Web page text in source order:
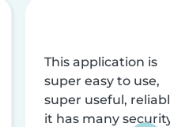
This application is
super easy to use,
super useful,
it has many